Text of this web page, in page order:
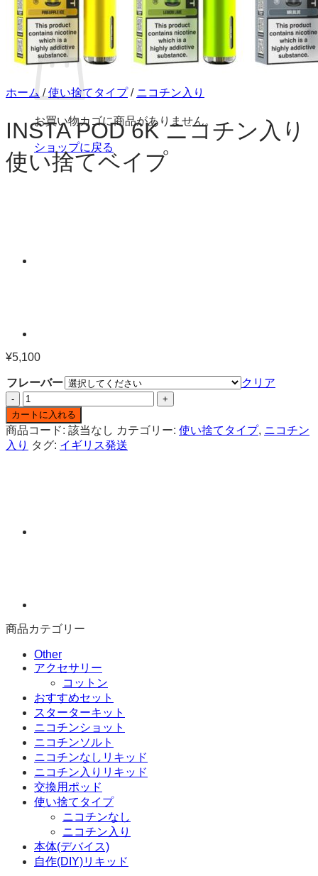
お買い物カゴ
お買い物カゴに商品がありません。
ショップに戻る
ホーム / 使い捨てタイプ / ニコチン入り
INSTA POD 6K ニコチン入り
使い捨てベイプ
¥5,100
フレーバー
クリア
INSTA
POD
6K
ニ
コ
個
カートに入れる
商品コード: 該当なし カテゴリー: 使い捨てタイプ, ニコチン
入り タグ: イギリス発送
商品カテゴリー
Other
アクセサリー
コットン
おすすめセット
スターターキット
ニコチンショット
ニコチンソルト
ニコチンなしリキッド
ニコチン入りリキッド
交換用ポッド
使い捨てタイプ
ニコチンなし
ニコチン入り
本体(デバイス)
自作(DIY)リキッド